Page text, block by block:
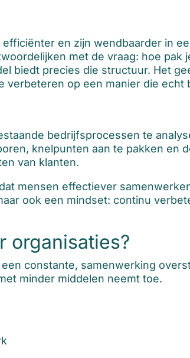
en zijn wendbaarder in
met de vraag: hoe pak
biedt precies die structuur. Het
verbeteren op een manier die echt
bedrijfsprocessen te
knelpunten aan te pakken en
van klanten.
mensen effectiever
ook een mindset: continu
organisaties?
constante, samenwerking
minder middelen neemt toe.